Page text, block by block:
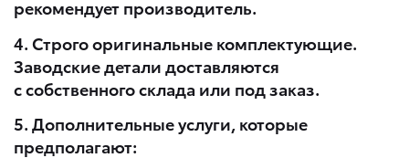
рекомендует производитель.
4. Строго оригинальные комплектующие.
Заводские детали доставляются
с собственного склада или под заказ.
5. Дополнительные услуги, которые
предполагают: